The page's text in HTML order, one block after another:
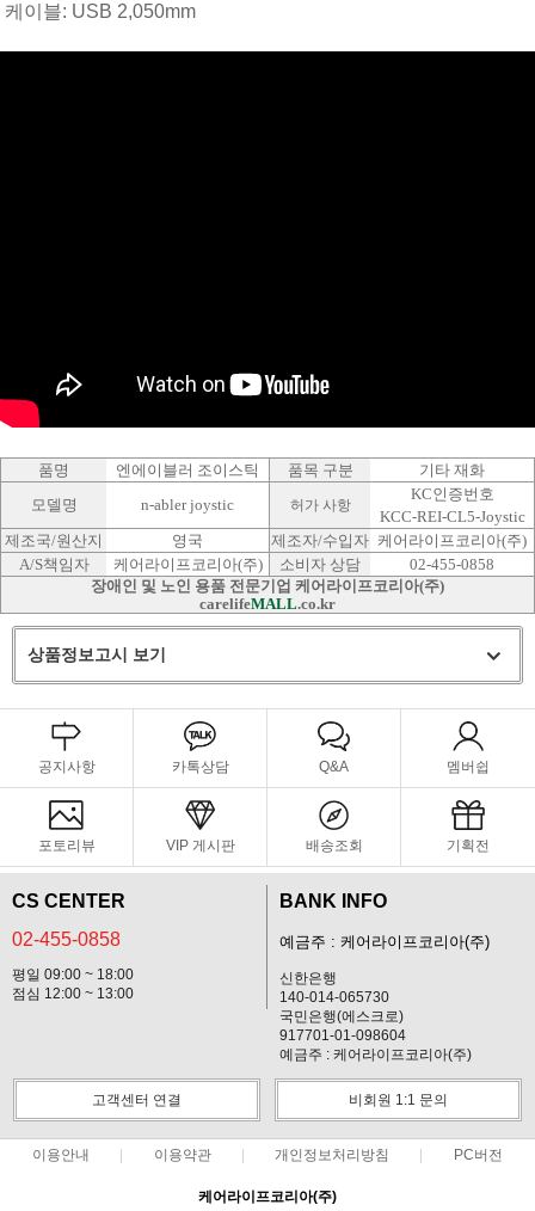
케이블: USB 2,050mm
품명 엔에이블러 조이스틱 품목 구분
기타 재화
모델명
n-abler joystic 허가 사항
KC인증번호
KCC-REI-CL5-Joystic
제조국/원산지
영국 제조자/수입자 케어라이프코리아(주)
A/S책임자
케어라이프코리아(주) 소비자 상담
02-455-0858
장애인 및 노인 용품 전문기업 케어라이프코리아(주)
carelifeMALL.co.kr
상품정보고시 보기
공지사항 카톡상담 Q&A 멤버쉽
포토리뷰 VIP 게시판 배송조회 기획전
CS CENTER
02-455-0858
평일 09:00 ~ 18:00
점심 12:00 ~ 13:00
BANK INFO
예금주 : 케어라이프코리아(주)
신한은행
140-014-065730
국민은행(에스크로)
917701-01-098604
예금주 : 케어라이프코리아(주)
고객센터 연결 비회원 1:1 문의
이용안내 이용약관 개인정보처리방침 PC버전
케어라이프코리아(주)